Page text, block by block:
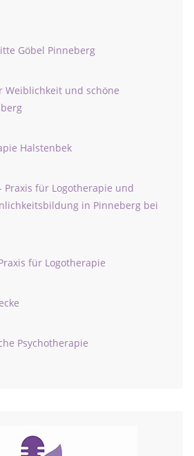
Göbel Pinneberg
Weiblichkeit und schöne
Halstenbek
Praxis für Logotherapie und
in Pinneberg bei
für Logotherapie
Psychotherapie